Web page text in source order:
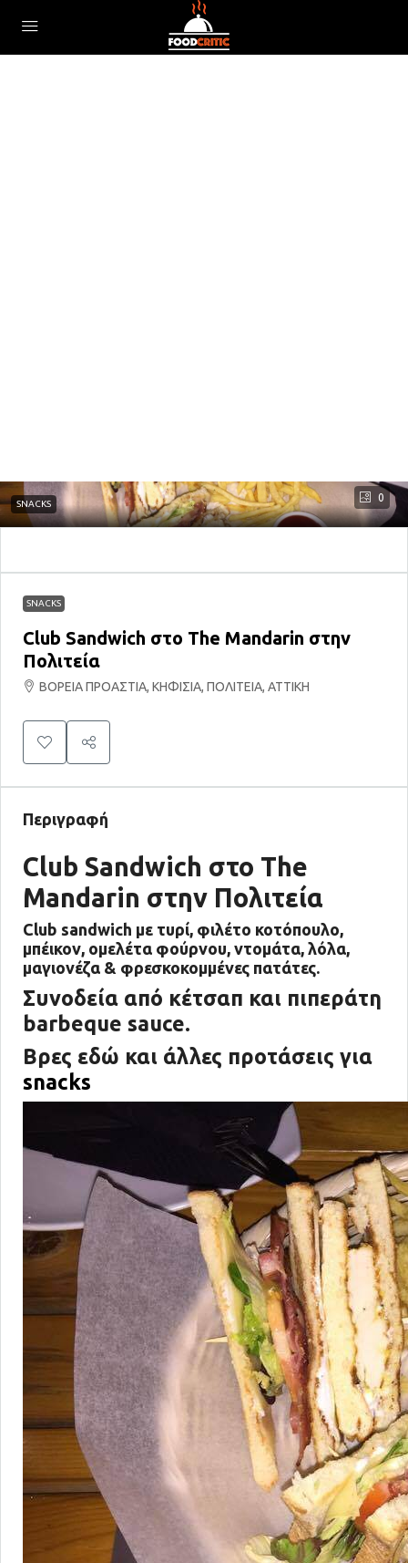
0
SNACKS
SNACKS
Club Sandwich στο The Mandarin στην
Πολιτεία
ΒΟΡΕΙΑ ΠΡΟΑΣΤΙΑ, ΚΗΦΙΣΙΑ, ΠΟΛΙΤΕΙΑ, ΑΤΤΙΚΗ
Περιγραφή
Club Sandwich στο The
Mandarin στην Πολιτεία
Club sandwich με τυρί, φιλέτο κοτόπουλο,
μπέικον, ομελέτα φούρνου, ντομάτα, λόλα,
μαγιονέζα & φρεσκοκομμένες πατάτες.
Συνοδεία από κέτσαπ και πιπεράτη
barbeque sauce.
Βρες εδώ και άλλες προτάσεις για
snacks